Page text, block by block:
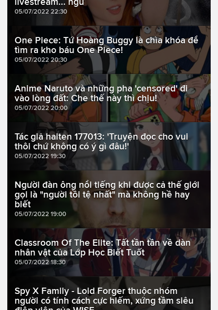
05/07/2022 22:30
One Piece: Tứ Hoàng Buggy là chìa khóa để
tìm ra kho báu One Piece!
05/07/2022 20:30
Anime Naruto và những pha 'censored' đi
vào lòng đất: Che thế này thì chịu!
05/07/2022 20:00
Tác giả haiten 177013: 'Truyện đọc cho vui
thôi chứ không có ý gì đâu!'
05/07/2022 19:30
Người đàn ông nổi tiếng khi được cả thế giới
gọi là "người tồi tệ nhất" mà không hề hay
biết
05/07/2022 19:00
Classroom Of The Elite: Tất tần tần về dàn
nhân vật của Lớp Học Biết Tuốt
05/07/2022 18:30
Spy X Family - Loid Forger thuộc nhóm
người có tính cách cực hiếm, xứng tầm siêu